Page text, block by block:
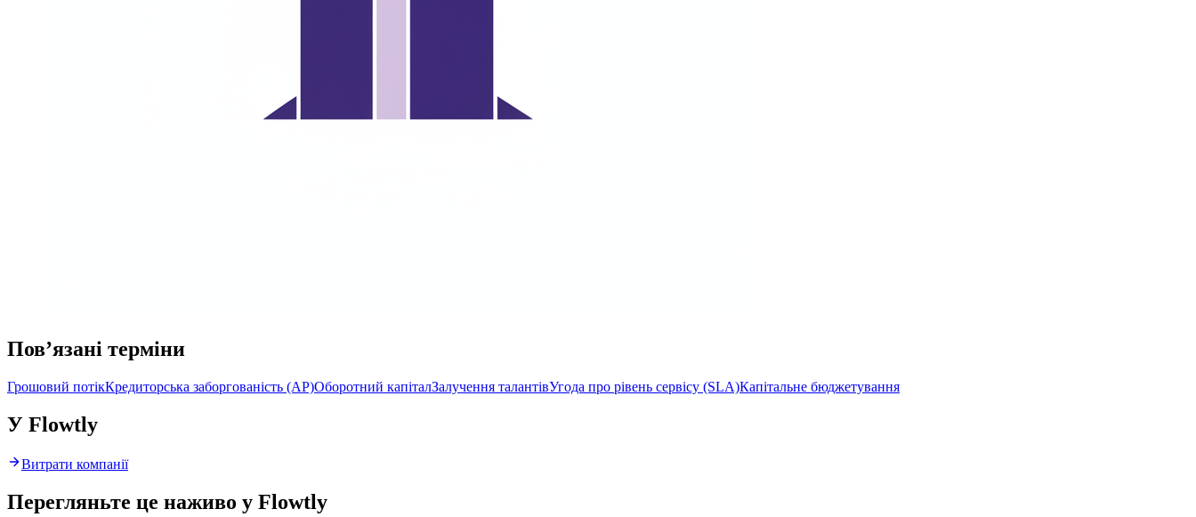
Пов’язані терміни
Грошовий потікКредиторська заборгованість (AP)Оборотний капіталЗалучення талантівУгода про рівень сервісу (SLA)Капітальне бюджетування
У Flowtly
Витрати компанії
Перегляньте це наживо у Flowtly